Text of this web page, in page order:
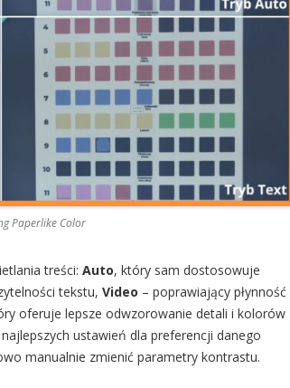
Paperlike Color
treści: Auto, który sam dostosowuje
tekstu, Video – poprawiający płynność
oferuje lepsze odwzorowanie detali i kolorów
ustawień dla preferencji danego
manualnie zmienić parametry kontrastu.